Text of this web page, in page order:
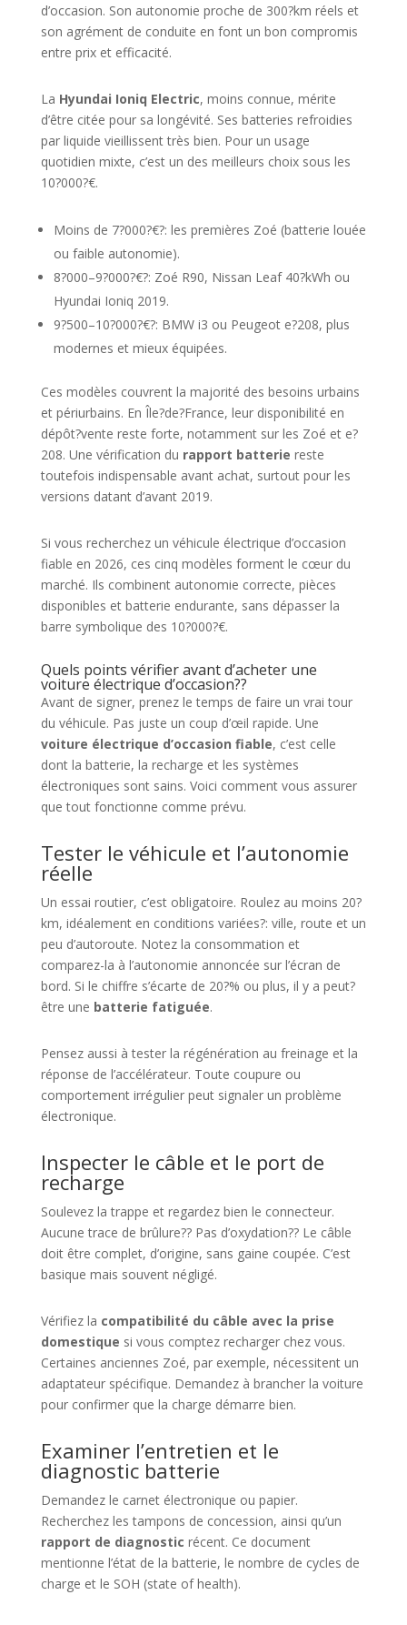
d’occasion. Son autonomie proche de 300?km réels et
son agrément de conduite en font un bon compromis
entre prix et efficacité.
La Hyundai Ioniq Electric, moins connue, mérite
d’être citée pour sa longévité. Ses batteries refroidies
par liquide vieillissent très bien. Pour un usage
quotidien mixte, c’est un des meilleurs choix sous les
10?000?€.
Moins de 7?000?€?: les premières Zoé (batterie louée
ou faible autonomie).
8?000–9?000?€?: Zoé R90, Nissan Leaf 40?kWh ou
Hyundai Ioniq 2019.
9?500–10?000?€?: BMW i3 ou Peugeot e?208, plus
modernes et mieux équipées.
Ces modèles couvrent la majorité des besoins urbains
et périurbains. En Île?de?France, leur disponibilité en
dépôt?vente reste forte, notamment sur les Zoé et e?
208. Une vérification du rapport batterie reste
toutefois indispensable avant achat, surtout pour les
versions datant d’avant 2019.
Si vous recherchez un véhicule électrique d’occasion
fiable en 2026, ces cinq modèles forment le cœur du
marché. Ils combinent autonomie correcte, pièces
disponibles et batterie endurante, sans dépasser la
barre symbolique des 10?000?€.
Quels points vérifier avant d’acheter une
voiture électrique d’occasion??
Avant de signer, prenez le temps de faire un vrai tour
du véhicule. Pas juste un coup d’œil rapide. Une
voiture électrique d’occasion fiable, c’est celle
dont la batterie, la recharge et les systèmes
électroniques sont sains. Voici comment vous assurer
que tout fonctionne comme prévu.
Tester le véhicule et l’autonomie
réelle
Un essai routier, c’est obligatoire. Roulez au moins 20?
km, idéalement en conditions variées?: ville, route et un
peu d’autoroute. Notez la consommation et
comparez-la à l’autonomie annoncée sur l’écran de
bord. Si le chiffre s’écarte de 20?% ou plus, il y a peut?
être une batterie fatiguée.
Pensez aussi à tester la régénération au freinage et la
réponse de l’accélérateur. Toute coupure ou
comportement irrégulier peut signaler un problème
électronique.
Inspecter le câble et le port de
recharge
Soulevez la trappe et regardez bien le connecteur.
Aucune trace de brûlure?? Pas d’oxydation?? Le câble
doit être complet, d’origine, sans gaine coupée. C’est
basique mais souvent négligé.
Vérifiez la compatibilité du câble avec la prise
domestique si vous comptez recharger chez vous.
Certaines anciennes Zoé, par exemple, nécessitent un
adaptateur spécifique. Demandez à brancher la voiture
pour confirmer que la charge démarre bien.
Examiner l’entretien et le
diagnostic batterie
Demandez le carnet électronique ou papier.
Recherchez les tampons de concession, ainsi qu’un
rapport de diagnostic récent. Ce document
mentionne l’état de la batterie, le nombre de cycles de
charge et le SOH (state of health).